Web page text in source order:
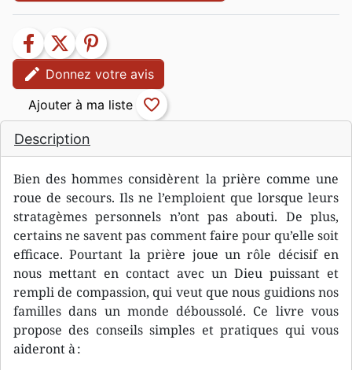
Description
Bien des hommes considèrent la prière comme une
roue de secours. Ils ne l’emploient que lorsque leurs
stratagèmes personnels n’ont pas abouti. De plus,
certains ne savent pas comment faire pour qu’elle soit
efficace. Pourtant la prière joue un rôle décisif en
nous mettant en contact avec un Dieu puissant et
rempli de compassion, qui veut que nous guidions nos
familles dans un monde déboussolé. Ce livre vous
propose des conseils simples et pratiques qui vous
aideront à :
facebook twitter
pinterest
edit Donnez votre avis
favorite_border